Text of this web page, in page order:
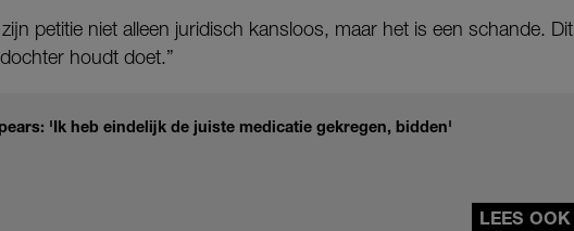
petitie niet alleen juridisch kansloos, maar het is een schande. Dit
houdt doet.”
'Ik heb eindelijk de juiste medicatie gekregen, bidden'
LEES OOK